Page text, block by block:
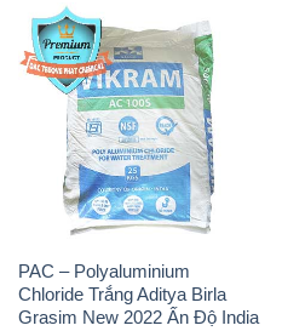
PAC – Polyaluminium
Chloride Trắng Aditya Birla
Grasim New 2022 Ấn Độ India